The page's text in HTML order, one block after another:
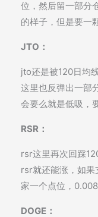
位，然后留一部分
的样子，但是要一
JTO：
jto还是被120日均
这里也反弹出一部
会要么就是低吸，
RSR：
rsr这里再次回踩
rsr就还能涨，如果
家一个点位，
DOGE：